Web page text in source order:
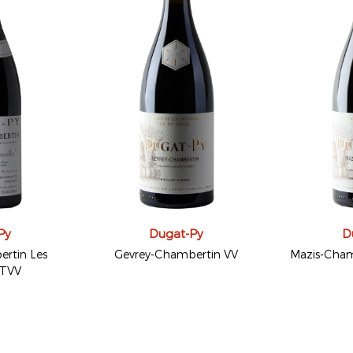
Les
Dugat-Py
Gevrey-Chambertin VV Mazis-